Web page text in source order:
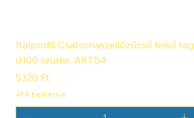
Italprofili Csatornaszellőzőcső felső tag
d100 szürke; ART.54
Ár
5320 Ft
ÁFA beleértve